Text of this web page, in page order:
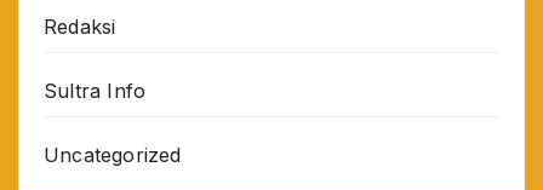
Redaksi
Sultra Info
Uncategorized